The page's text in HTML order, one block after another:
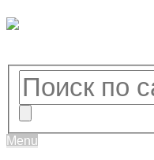
Menu